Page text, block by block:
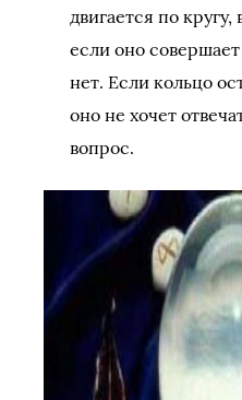
двигается по
если оно
нет. Если кольцо
оно не хочет
вопрос.